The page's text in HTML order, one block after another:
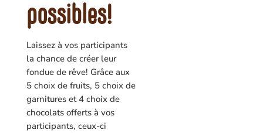
possibles!
Laissez à vos participants
la chance de créer leur
fondue de rêve! Grâce aux
5 choix de fruits, 5 choix de
garnitures et 4 choix de
chocolats offerts à vos
participants, ceux-ci